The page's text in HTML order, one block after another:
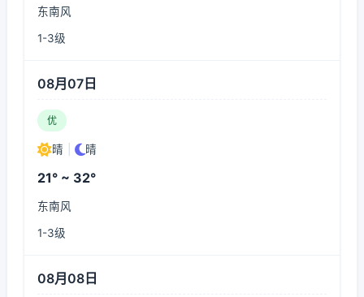
东南风
1-3级
08月07日
优
晴 晴
21° ~ 32°
东南风
1-3级
08月08日